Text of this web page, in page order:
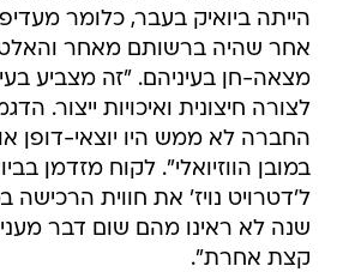
מצאה-חן בעיניהם. "זה מצביע
לצורה חיצונית ואיכויות ייצור.
החברה לא ממש היו יוצאי-דופן
במובן הווזיואלי". לקוח מזדמן
שנה לא ראינו מהם שום דבר
קצת אחרת".
הגעת הלה-קרוס החדשה לישראל